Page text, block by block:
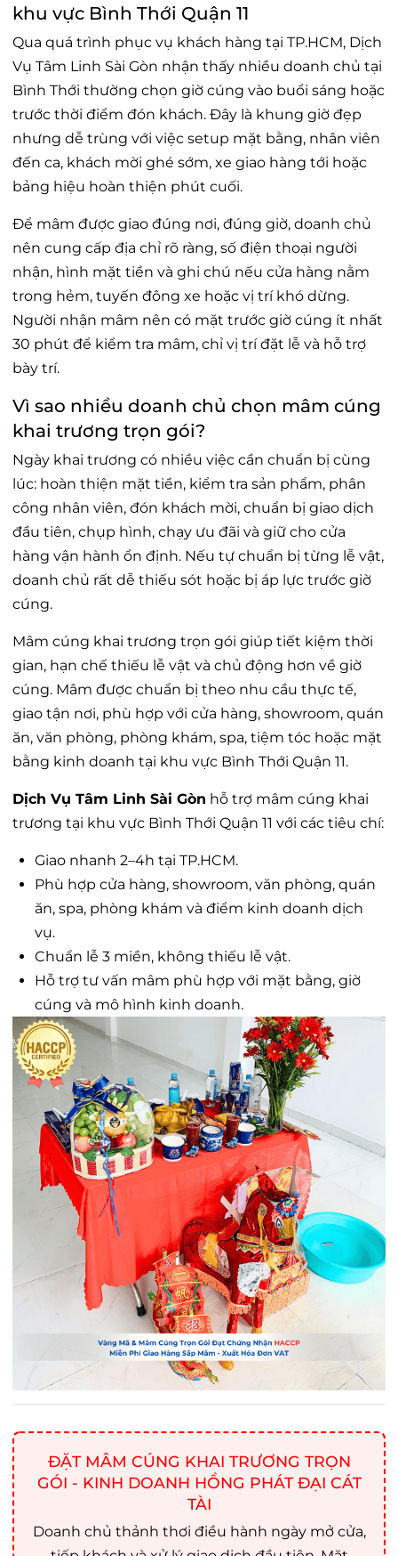
khu vực Bình Thới Quận 11
Qua quá trình phục vụ khách hàng tại TP.HCM, Dịch
Vụ Tâm Linh Sài Gòn nhận thấy nhiều doanh chủ tại
Bình Thới thường chọn giờ cúng vào buổi sáng hoặc
trước thời điểm đón khách. Đây là khung giờ đẹp
nhưng dễ trùng với việc setup mặt bằng, nhân viên
đến ca, khách mời ghé sớm, xe giao hàng tới hoặc
bảng hiệu hoàn thiện phút cuối.
Để mâm được giao đúng nơi, đúng giờ, doanh chủ
nên cung cấp địa chỉ rõ ràng, số điện thoại người
nhận, hình mặt tiền và ghi chú nếu cửa hàng nằm
trong hẻm, tuyến đông xe hoặc vị trí khó dừng.
Người nhận mâm nên có mặt trước giờ cúng ít nhất
30 phút để kiểm tra mâm, chỉ vị trí đặt lễ và hỗ trợ
bày trí.
Vì sao nhiều doanh chủ chọn mâm cúng
khai trương trọn gói?
Ngày khai trương có nhiều việc cần chuẩn bị cùng
lúc: hoàn thiện mặt tiền, kiểm tra sản phẩm, phân
công nhân viên, đón khách mời, chuẩn bị giao dịch
đầu tiên, chụp hình, chạy ưu đãi và giữ cho cửa
hàng vận hành ổn định. Nếu tự chuẩn bị từng lễ vật,
doanh chủ rất dễ thiếu sót hoặc bị áp lực trước giờ
cúng.
Mâm cúng khai trương trọn gói giúp tiết kiệm thời
gian, hạn chế thiếu lễ vật và chủ động hơn về giờ
cúng. Mâm được chuẩn bị theo nhu cầu thực tế,
giao tận nơi, phù hợp với cửa hàng, showroom, quán
ăn, văn phòng, phòng khám, spa, tiệm tóc hoặc mặt
bằng kinh doanh tại khu vực Bình Thới Quận 11.
Dịch Vụ Tâm Linh Sài Gòn hỗ trợ mâm cúng khai
trương tại khu vực Bình Thới Quận 11 với các tiêu chí:
Giao nhanh 2–4h tại TP.HCM.
Phù hợp cửa hàng, showroom, văn phòng, quán
ăn, spa, phòng khám và điểm kinh doanh dịch
vụ.
Chuẩn lễ 3 miền, không thiếu lễ vật.
Hỗ trợ tư vấn mâm phù hợp với mặt bằng, giờ
cúng và mô hình kinh doanh.
ĐẶT MÂM CÚNG KHAI TRƯƠNG TRỌN
GÓI - KINH DOANH HỒNG PHÁT ĐẠI CÁT
TÀI
Doanh chủ thảnh thơi điều hành ngày mở cửa,